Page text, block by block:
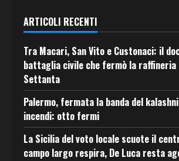
ARTICOLI RECENTI
Tra Macari, San Vito e Custonaci: il
battaglia civile che fermò la raffineria
Settanta
Palermo, fermata la banda del
incendi: otto fermi
La Sicilia del voto locale scuote il
campo largo respira, De Luca resta